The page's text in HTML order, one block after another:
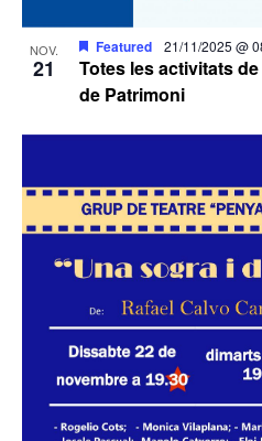
NOV.
21
Totes les activitats
de Patrimoni
Featured 21/11/2025 @